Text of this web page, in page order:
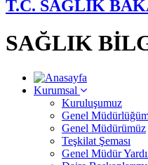
T.C. SAĞLIK
SAĞLIK
Kurumsal
Kuruluşumuz
Genel
Genel Müdürümüz
Teşkilat Şeması
Genel Müdür